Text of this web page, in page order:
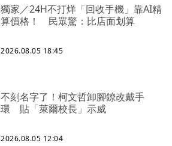
獨家／24H不打烊「回收手機」靠AI精
算價格！ 民眾驚：比店面划算
2026.08.05 18:45
不刻名字了！柯文哲卸腳鐐改戴手
環 貼「萊爾校長」示威
2026.08.05 12:04